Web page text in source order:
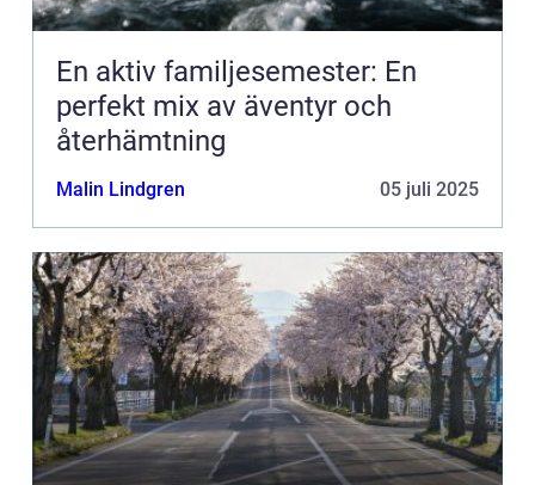
En aktiv familjesemester: En
perfekt mix av äventyr och
återhämtning
Malin Lindgren 05 juli 2025